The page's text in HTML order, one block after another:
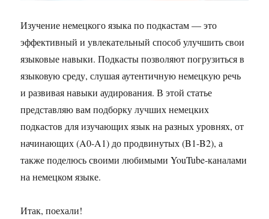
Изучение немецкого языка по подкастам — это
эффективный и увлекательный способ улучшить свои
языковые навыки. Подкасты позволяют погрузиться в
языковую среду, слушая аутентичную немецкую речь
и развивая навыки аудирования. В этой статье
представляю вам подборку лучших немецких
подкастов для изучающих язык на разных уровнях, от
начинающих (A0-A1) до продвинутых (B1-B2), а
также поделюсь своими любимыми YouTube-каналами
на немецком языке.
Итак, поехали!